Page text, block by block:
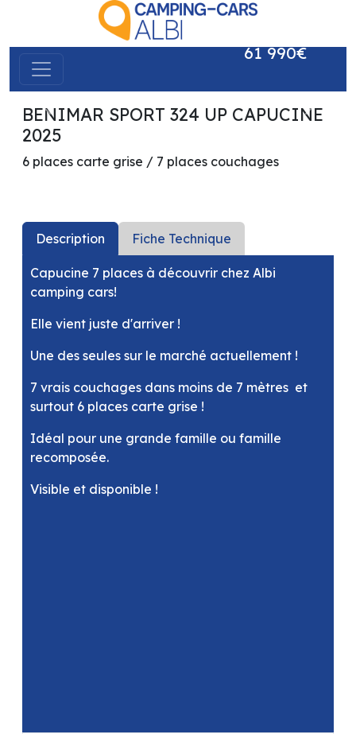
précédent suivant
BENIMAR SPORT 324 UP CAPUCINE
2025
6 places carte grise / 7 places couchages
61 990€
Description Fiche Technique
Capucine 7 places à découvrir chez Albi
camping cars!
Elle vient juste d'arriver !
Une des seules sur le marché actuellement !
7 vrais couchages dans moins de 7 mètres et
surtout 6 places carte grise !
Idéal pour une grande famille ou famille
recomposée.
Visible et disponible !